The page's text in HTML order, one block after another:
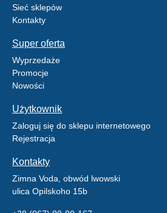
Sieć sklepów
Kontakty
Super oferta
Wyprzedaże
Promocje
Nowości
Użytkownik
Zaloguj się do sklepu internetowego
Rejestracja
Kontakty
Zimna Voda, obwód lwowski
ulica Opilskoho 15b